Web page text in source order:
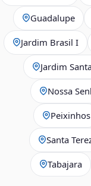
Guadalupe
Jardim Brasil I
Jardim
Nossa
Peixinhos
Santa
Tabajara